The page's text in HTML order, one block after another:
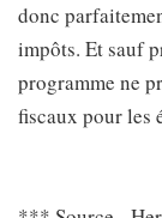
donc
impôts. Et sauf
programme ne
fiscaux pour les